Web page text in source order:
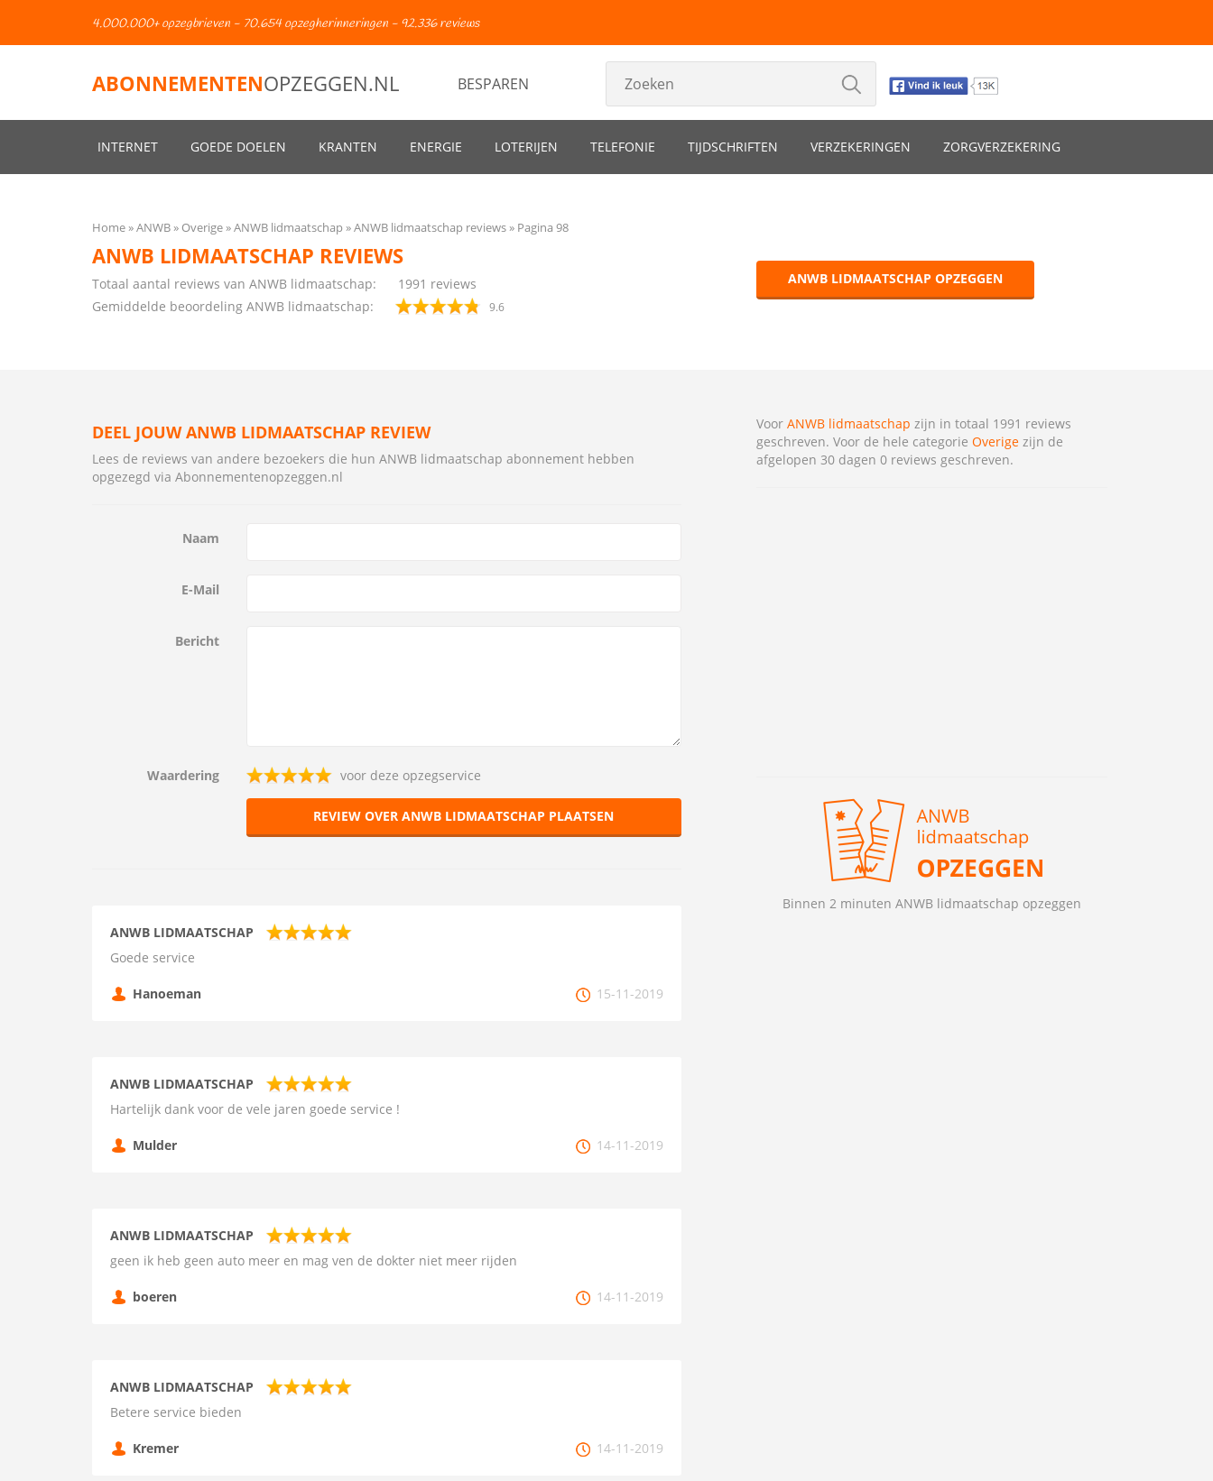
4.000.000+ opzegbrieven - 70.654 opzegherinneringen - 92.336 reviews
ABONNEMENTENOPZEGGEN.NL BESPAREN
INTERNET GOEDE DOELEN KRANTEN ENERGIE LOTERIJEN TELEFONIE TIJDSCHRIFTEN VERZEKERINGEN ZORGVERZEKERING
Home ANWB Overige ANWB lidmaatschap ANWB lidmaatschap reviews Pagina 98
ANWB LIDMAATSCHAP REVIEWS
Totaal aantal reviews van ANWB lidmaatschap: 1991 reviews
Gemiddelde beoordeling ANWB lidmaatschap:
9.6
ANWB LIDMAATSCHAP OPZEGGEN
DEEL JOUW ANWB LIDMAATSCHAP REVIEW
Lees de reviews van andere bezoekers die hun ANWB lidmaatschap abonnement hebben
opgezegd via Abonnementenopzeggen.nl
Naam
E-Mail
Bericht
Waardering voor deze opzegservice
REVIEW OVER ANWB LIDMAATSCHAP PLAATSEN
ANWB LIDMAATSCHAP
Goede service
Hanoeman 15-11-2019
ANWB LIDMAATSCHAP
Hartelijk dank voor de vele jaren goede service !
Mulder 14-11-2019
ANWB LIDMAATSCHAP
geen ik heb geen auto meer en mag ven de dokter niet meer rijden
boeren 14-11-2019
ANWB LIDMAATSCHAP
Betere service bieden
Kremer 14-11-2019
Voor ANWB lidmaatschap zijn in totaal 1991 reviews
geschreven. Voor de hele categorie Overigezijn de
afgelopen 30 dagen 0 reviews geschreven.
Binnen 2 minuten ANWB lidmaatschap opzeggen